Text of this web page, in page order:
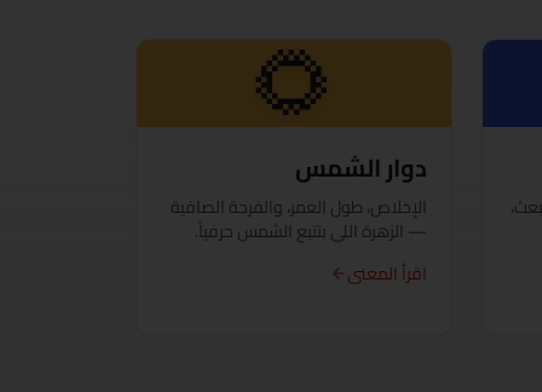
🌻
دوار الشمس
الإخلاص، طول العمر، والفرحة الصافية
— الزهرة اللي بتتبع الشمس حرفياً.
اقرأ المعنى